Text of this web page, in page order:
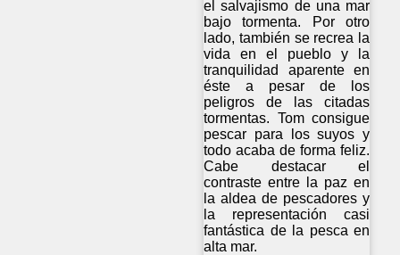
el salvajismo de una mar
bajo tormenta. Por otro
lado, también se recrea la
vida en el pueblo y la
tranquilidad aparente en
éste a pesar de los
peligros de las citadas
tormentas. Tom consigue
pescar para los suyos y
todo acaba de forma feliz.
Cabe destacar el
contraste entre la paz en
la aldea de pescadores y
la representación casi
fantástica de la pesca en
alta mar.